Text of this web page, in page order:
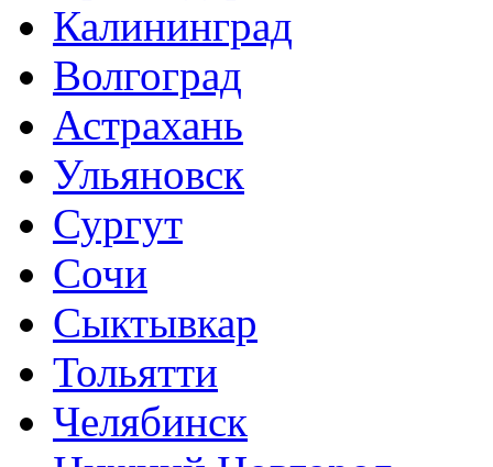
Калининград
Волгоград
Астрахань
Ульяновск
Сургут
Сочи
Сыктывкар
Тольятти
Челябинск